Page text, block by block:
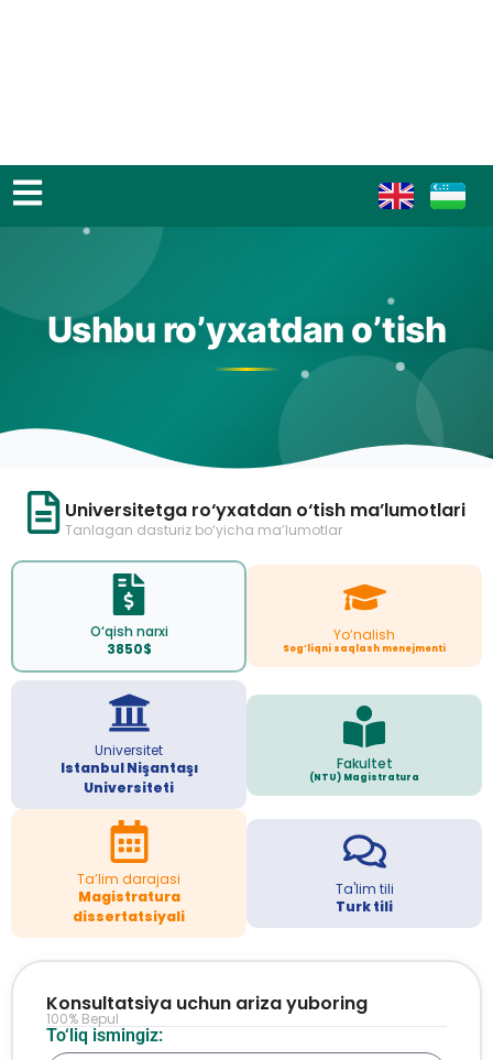
Ushbu ro’yxatdan o’tish
Universitetga ro‘yxatdan o‘tish ma’lumotlari
Tanlagan dasturiz bo‘yicha ma’lumotlar
O‘qish narxi
3850$
Yo‘nalish
Sog’liqni saqlash menejmenti
Universitet
Istanbul Nişantaşı
Universiteti
Fakultet
(NTU) Magistratura
Ta’lim darajasi
Magistratura
dissertatsiyali
Ta'lim tili
Turk tili
To‘liq ismingiz:
Konsultatsiya uchun ariza yuboring
100% Bepul